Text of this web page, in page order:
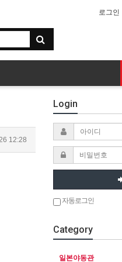
로그인
12:28
Login
자동로그인
Category
일본야동관